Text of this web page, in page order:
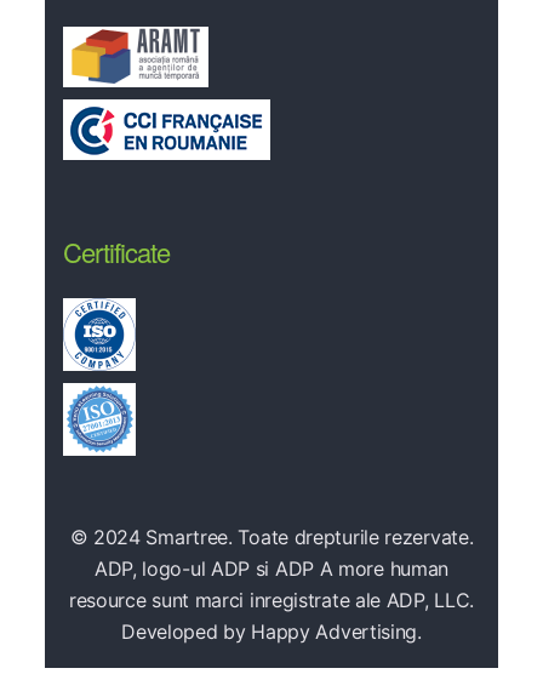
Certificate
© 2024 Smartree. Toate drepturile rezervate.
ADP, logo-ul ADP si ADP A more human
resource sunt marci inregistrate ale ADP, LLC.
Developed by Happy Advertising.